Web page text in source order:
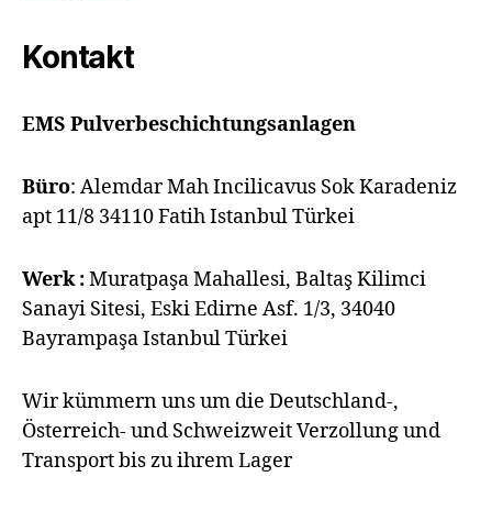
Kontakt
EMS Pulverbeschichtungsanlagen
Büro: Alemdar Mah Incilicavus Sok Karadeniz
apt 11/8 34110 Fatih Istanbul Türkei
Werk :Muratpaşa Mahallesi, Baltaş Kilimci
Sanayi Sitesi, Eski Edirne Asf. 1/3, 34040
Bayrampaşa Istanbul Türkei
Wir kümmern uns um die Deutschland-,
Österreich- und Schweizweit Verzollung und
Transport bis zu ihrem Lager